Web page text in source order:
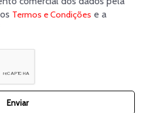
Termos e Condições e a